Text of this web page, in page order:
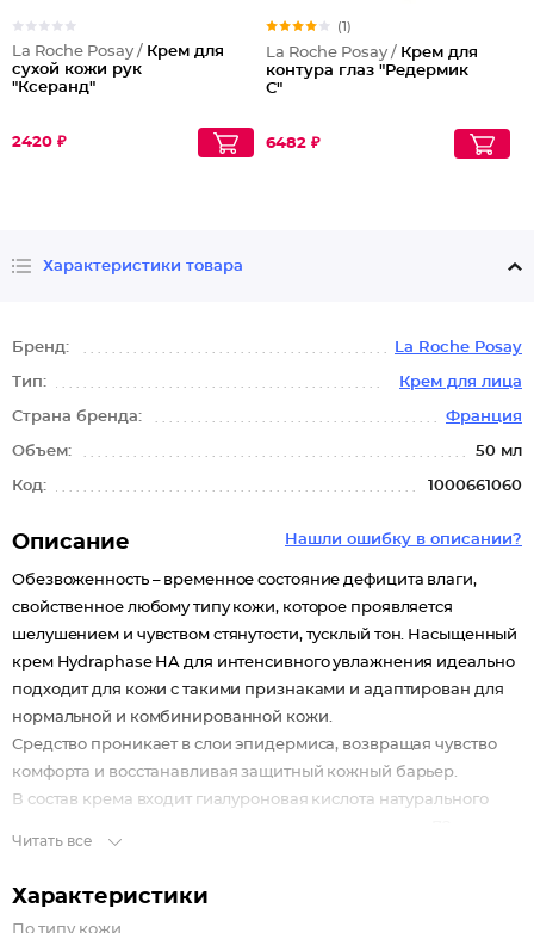
La Roche Posay / Крем для
сухой кожи рук
"Ксеранд"
2420 ₽
(1)
La Roche Posay / Крем для
контура глаз "Редермик
С"
6482 ₽
Характеристики товара
Бренд: La Roche Posay
Тип: Крем для лица
Страна бренда: Франция
Объем: 50 мл
Код: 1000661060
Нашли ошибку в описании?
Описание
Обезвоженность – временное состояние дефицита влаги,
свойственное любому типу кожи, которое проявляется
шелушением и чувством стянутости, тусклый тон. Насыщенный
крем Hydraphase HA для интенсивного увлажнения идеально
подходит для кожи с такими признаками и адаптирован для
нормальной и комбинированной кожи.
Средство проникает в слои эпидермиса, возвращая чувство
комфорта и восстанавливая защитный кожный барьер.
В состав крема входит гиалуроновая кислота натурального
Специальный герметичный дозатор препятствует попаданию
Читать все
Характеристики